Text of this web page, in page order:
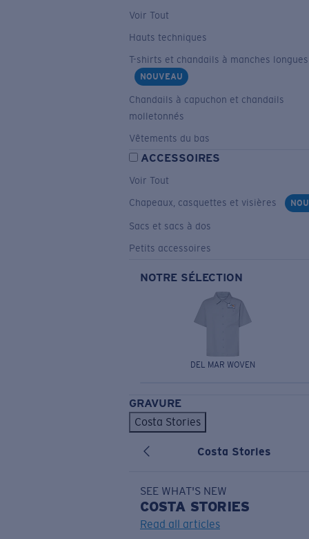
Voir Tout
Hauts techniques
T-shirts et chandails à manches longues
NOUVEAU
Chandails à capuchon et chandails
molletonnés
Vêtements du bas
ACCESSOIRES
Voir Tout
Chapeaux, casquettes et visières
Sacs et sacs à dos
Petits accessoires
NOTRE SÉLECTION
DEL MAR WOVEN
GRAVURE
Costa Stories
Costa Stories
SEE WHAT'S NEW
COSTA STORIES
Read all articles